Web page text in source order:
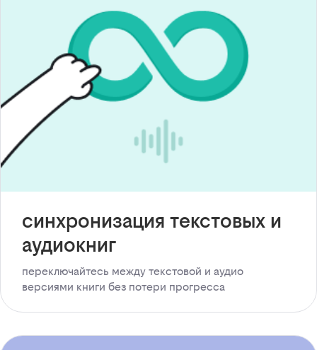
синхронизация текстовых и
аудиокниг
переключайтесь между текстовой и аудио
версиями книги без потери прогресса